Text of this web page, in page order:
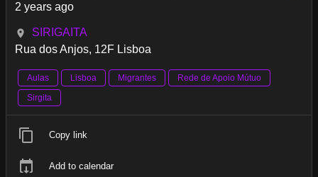
2 years ago
SIRIGAITA
Rua dos Anjos, 12F Lisboa
Aulas Lisboa Migrantes
Rede de Apoio Mútuo
Sirgita
Copy link
Add to calendar